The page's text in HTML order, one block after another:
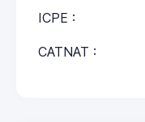
ICPE :
CATNAT :